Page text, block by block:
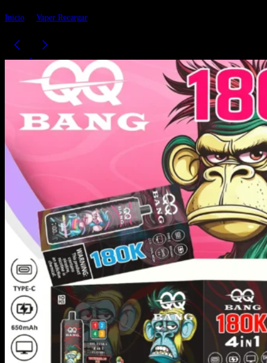
Inicio Vaper Recargar